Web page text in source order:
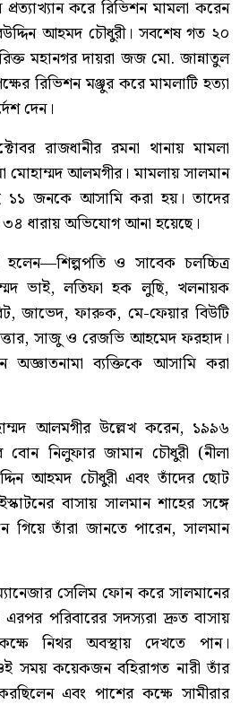
করে রিভিশন মামলা করেন
আহমদ চৌধুরী। সবশেষ গত ২০
মহানগর দায়রা জজ মো. জান্নাতুল
রিভিশন মঞ্জুর করে মামলাটি হত্যা
দেন।
রাজধানীর রমনা থানায় মামলা
মোহাম্মদ আলমগীর। মামলায় সালমান
১১ জনকে আসামি করা হয়। তাদের
৩৪ ধারায় অভিযোগ আনা হয়েছে।
ও সাবেক চলচ্চিত্র
ভাই, লতিফা হক লুছি, খলনায়ক
জাভেদ, ফারুক, মে-ফেয়ার বিউটি
সাজু ও রেজভি আহমেদ ফরহাদ।
ব্যক্তিকে আসামি করা
আলমগীর উল্লেখ করেন, ১৯৯৬
বোন নিলুফার জামান চৌধুরী (নীলা
আহমদ চৌধুরী এবং তাঁদের ছোট
বাসায় সালমান শাহের সঙ্গে
গিয়ে তাঁরা জানতে পারেন, সালমান
সেলিম ফোন করে সালমানের
পরিবারের সদস্যরা দ্রুত বাসায়
নিথর অবস্থায় দেখতে পান।
সময় কয়েকজন বহিরাগত নারী তাঁর
এবং পাশের কক্ষে সামীরার